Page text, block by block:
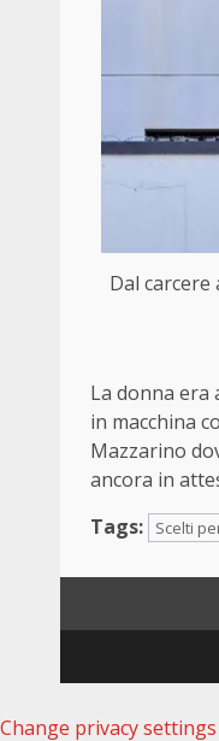
Dal
La donna era
in macchina
Mazzarino
ancora in
Tags:
Scelti
Change privacy settings